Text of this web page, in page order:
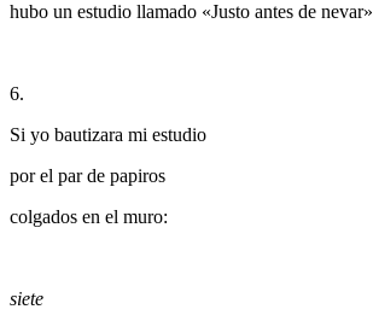
hubo un estudio llamado «Justo antes de nevar»
6.
Si yo bautizara mi estudio
por el par de papiros
colgados en el muro:
siete